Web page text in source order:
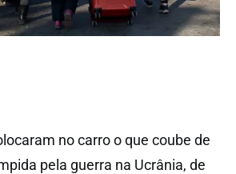
no carro o que coube de
pela guerra na Ucrânia, de